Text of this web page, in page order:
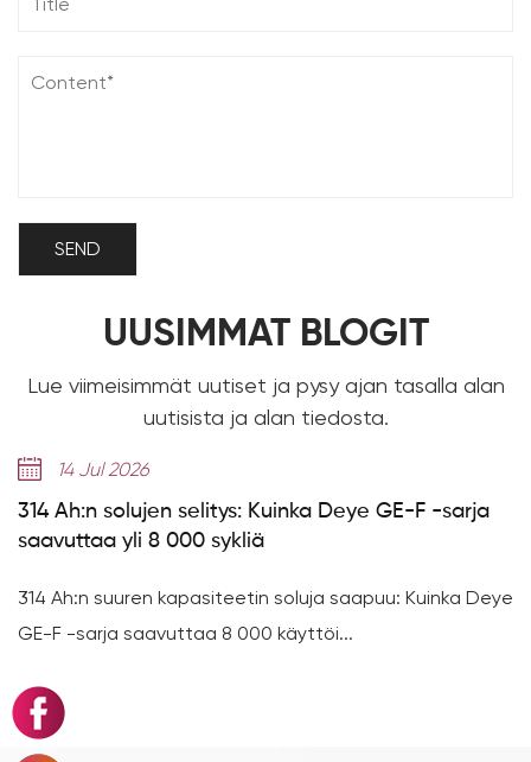
UUSIMMAT BLOGIT
Lue viimeisimmät uutiset ja pysy ajan tasalla alan
uutisista ja alan tiedosta.
14 Jul 2026
Ah:n solujen selitys: Kuinka Deye GE-F -sarja
yli 8 000 sykliä
Ah:n suuren kapasiteetin soluja saapuu: Kuinka Deye
F -sarja saavuttaa 8 000 käyttöi...